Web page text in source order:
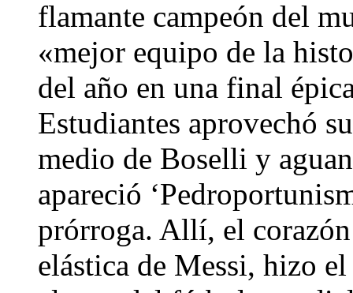
flamante campeón del
«mejor equipo de la
del año en una final
Estudiantes aprovechó
medio de Boselli y
apareció
prórroga. Allí, el
elástica de Messi, hizo